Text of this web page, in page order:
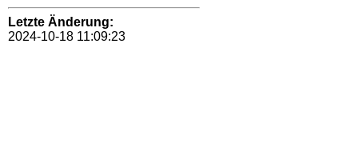
Letzte Änderung:
2024-10-18 11:09:23